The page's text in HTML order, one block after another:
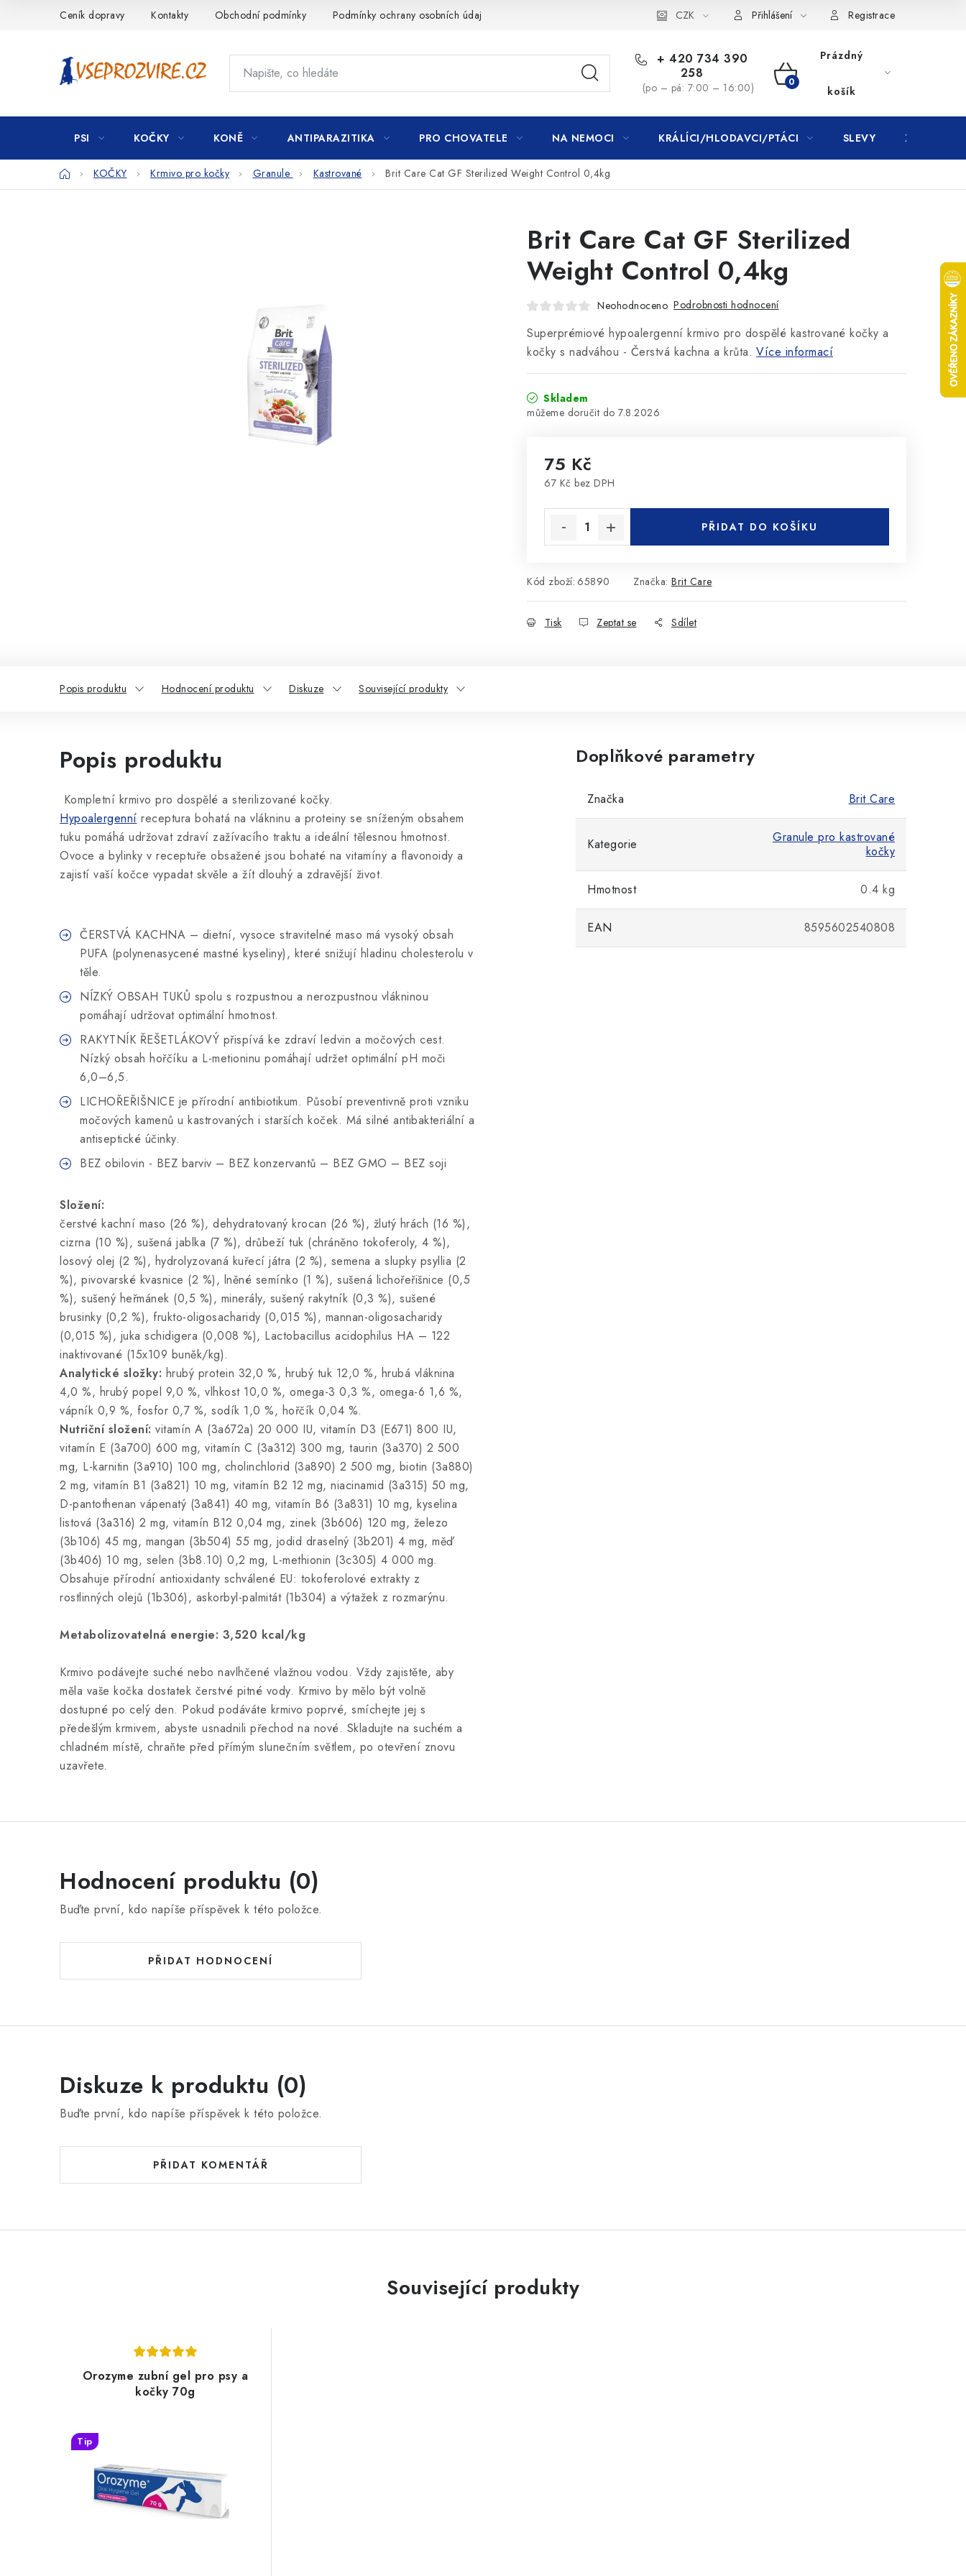
Ceník dopravy Kontakty Obchodní podmínky Podmínky ochrany osobních údajů CZK Přihlášení Registrace
+ 420 734 390
258
(po – pá: 7:00 – 16:00)
NÁKUPNÍ
KOŠÍK
Prázdný
košík
PSI KOČKY KONĚ ANTIPARAZITIKA PRO CHOVATELE NA NEMOCI KRÁLÍCI/HLODAVCI/PTÁCI SLEVY ZNAČKY
DomůKOČKY Krmivo pro kočky Granule Kastrované Brit Care Cat GF Sterilized Weight Control 0,4kg
Brit Care Cat GF Sterilized
Weight Control 0,4kg
Neohodnoceno Podrobnosti hodnocení
Superprémiové hypoalergenní krmivo pro dospělé kastrované kočky a
kočky s nadváhou - Čerstvá kachna a krůta. Více informací
Skladem
7.8.2026
75 Kč
67 Kč bez DPH
PŘIDAT DO KOŠÍKU
Kód zboží: 65890 Značka: Brit Care
Tisk Zeptat se Sdílet
Popis produktu Hodnocení produktu Diskuze Související produkty
Popis produktu
Kompletní krmivo pro dospělé a sterilizované kočky.
Hypoalergenní receptura bohatá na vlákninu a proteiny se sníženým obsahem
tuku pomáhá udržovat zdraví zažívacího traktu a ideální tělesnou hmotnost.
Ovoce a bylinky v receptuře obsažené jsou bohaté na vitamíny a flavonoidy a
zajistí vaší kočce vypadat skvěle a žít dlouhý a zdravější život.
ČERSTVÁ KACHNA – dietní, vysoce stravitelné maso má vysoký obsah
PUFA (polynenasycené mastné kyseliny), které snižují hladinu cholesterolu v
těle.
NÍZKÝ OBSAH TUKŮ spolu s rozpustnou a nerozpustnou vlákninou
pomáhají udržovat optimální hmotnost.
RAKYTNÍK ŘEŠETLÁKOVÝ přispívá ke zdraví ledvin a močových cest.
Nízký obsah hořčíku a L-metioninu pomáhají udržet optimální pH moči
6,0–6,5.
LICHOŘEŘIŠNICE je přírodní antibiotikum. Působí preventivně proti vzniku
močových kamenů u kastrovaných i starších koček. Má silné antibakteriální a
antiseptické účinky.
BEZ obilovin - BEZ barviv – BEZ konzervantů – BEZ GMO – BEZ soji
Složení:
čerstvé kachní maso (26 %), dehydratovaný krocan (26 %), žlutý hrách (16 %),
cizrna (10 %), sušená jablka (7 %), drůbeží tuk (chráněno tokoferoly, 4 %),
losový olej (2 %), hydrolyzovaná kuřecí játra (2 %), semena a slupky psyllia (2
%), pivovarské kvasnice (2 %), lněné semínko (1 %), sušená lichořeřišnice (0,5
%), sušený heřmánek (0,5 %), minerály, sušený rakytník (0,3 %), sušené
brusinky (0,2 %), frukto-oligosacharidy (0,015 %), mannan-oligosacharidy
(0,015 %), juka schidigera (0,008 %), Lactobacillus acidophilus HA – 122
inaktivované (15x109 buněk/kg).
Analytické složky: hrubý protein 32,0 %, hrubý tuk 12,0 %, hrubá vláknina
4,0 %, hrubý popel 9,0 %, vlhkost 10,0 %, omega-3 0,3 %, omega-6 1,6 %,
vápník 0,9 %, fosfor 0,7 %, sodík 1,0 %, hořčík 0,04 %.
Nutriční složení: vitamín A (3a672a) 20 000 IU, vitamín D3 (E671) 800 IU,
vitamín E (3a700) 600 mg, vitamín C (3a312) 300 mg, taurin (3a370) 2 500
mg, L-karnitin (3a910) 100 mg, cholinchlorid (3a890) 2 500 mg, biotin (3a880)
2 mg, vitamín B1 (3a821) 10 mg, vitamín B2 12 mg, niacinamid (3a315) 50 mg,
D-pantothenan vápenatý (3a841) 40 mg, vitamín B6 (3a831) 10 mg, kyselina
listová (3a316) 2 mg, vitamín B12 0,04 mg, zinek (3b606) 120 mg, železo
(3b106) 45 mg, mangan (3b504) 55 mg, jodid draselný (3b201) 4 mg, měď
(3b406) 10 mg, selen (3b8.10) 0,2 mg, L-methionin (3c305) 4 000 mg.
Obsahuje přírodní antioxidanty schválené EU: tokoferolové extrakty z
rostlinných olejů (1b306), askorbyl-palmitát (1b304) a výtažek z rozmarýnu.
Metabolizovatelná energie: 3,520 kcal/kg
Krmivo podávejte suché nebo navlhčené vlažnou vodou. Vždy zajistěte, aby
měla vaše kočka dostatek čerstvé pitné vody. Krmivo by mělo být volně
dostupné po celý den. Pokud podáváte krmivo poprvé, smíchejte jej s
předešlým krmivem, abyste usnadnili přechod na nové. Skladujte na suchém a
chladném místě, chraňte před přímým slunečním světlem, po otevření znovu
uzavřete.
Doplňkové parametry
Značka Brit Care
Kategorie
Granule pro kastrované
kočky
Hmotnost 0.4 kg
EAN 8595602540808
Hodnocení produktu (0)
Buďte první, kdo napíše příspěvek k této položce.
PŘIDAT HODNOCENÍ
Diskuze k produktu (0)
Buďte první, kdo napíše příspěvek k této položce.
PŘIDAT KOMENTÁŘ
Související produkty
Orozyme zubní gel pro psy a
kočky 70g
Tip